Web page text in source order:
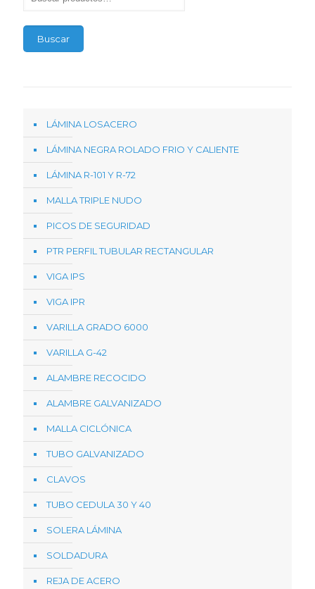
Buscar
LÁMINA LOSACERO
LÁMINA NEGRA ROLADO FRIO Y CALIENTE
LÁMINA R-101 Y R-72
MALLA TRIPLE NUDO
PICOS DE SEGURIDAD
PTR PERFIL TUBULAR RECTANGULAR
VIGA IPS
VIGA IPR
VARILLA GRADO 6000
VARILLA G-42
ALAMBRE RECOCIDO
ALAMBRE GALVANIZADO
MALLA CICLÓNICA
TUBO GALVANIZADO
CLAVOS
TUBO CEDULA 30 Y 40
SOLERA LÁMINA
SOLDADURA
REJA DE ACERO